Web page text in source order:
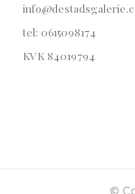
tel: 0615098174
KVK 84019794
©